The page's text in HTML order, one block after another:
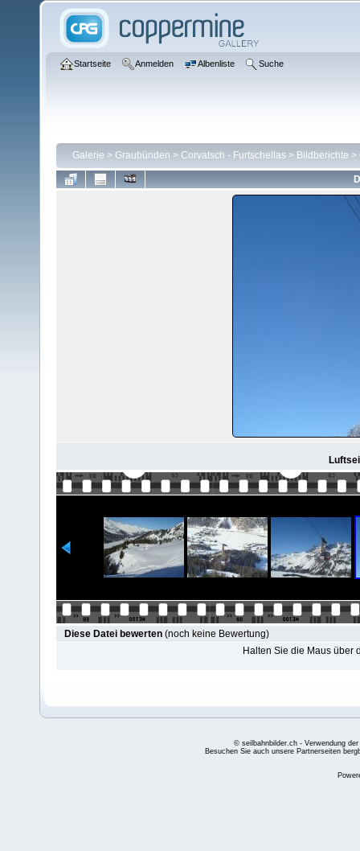
Startseite Anmelden Albenliste Suche
Galerie > Graubünden > Corvatsch - Furtschellas > Bildberichte >
Diese Datei bewerten (noch keine Bewertung)
Halten Sie die Maus über
© seilbahnbilder.ch - Verwendung
Besuchen Sie auch unsere Partnerseiten